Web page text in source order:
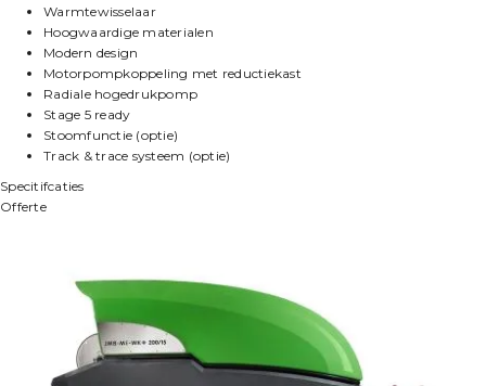
Warmtewisselaar
Hoogwaardige materialen
Modern design
Motorpompkoppeling met reductiekast
Radiale hogedrukpomp
Stage 5 ready
Stoomfunctie (optie)
Track & trace systeem (optie)
Specitifcaties
Offerte